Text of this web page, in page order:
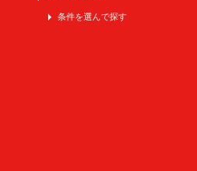
条件を選んで探す